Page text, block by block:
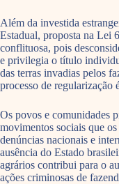
Além da investida
Estadual, proposta na Lei
conflituosa, pois
e privilegia o título
das terras invadias pelos
processo de
Os povos e comunidades
movimentos sociais que
denúncias nacionais e
ausência do Estado
agrários contribui para o
ações criminosas de